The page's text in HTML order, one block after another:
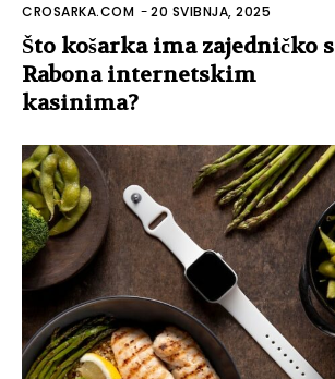
CROSARKA.COM -20 SVIBNJA, 2025
Što košarka ima zajedničko s
Rabona internetskim
kasinima?